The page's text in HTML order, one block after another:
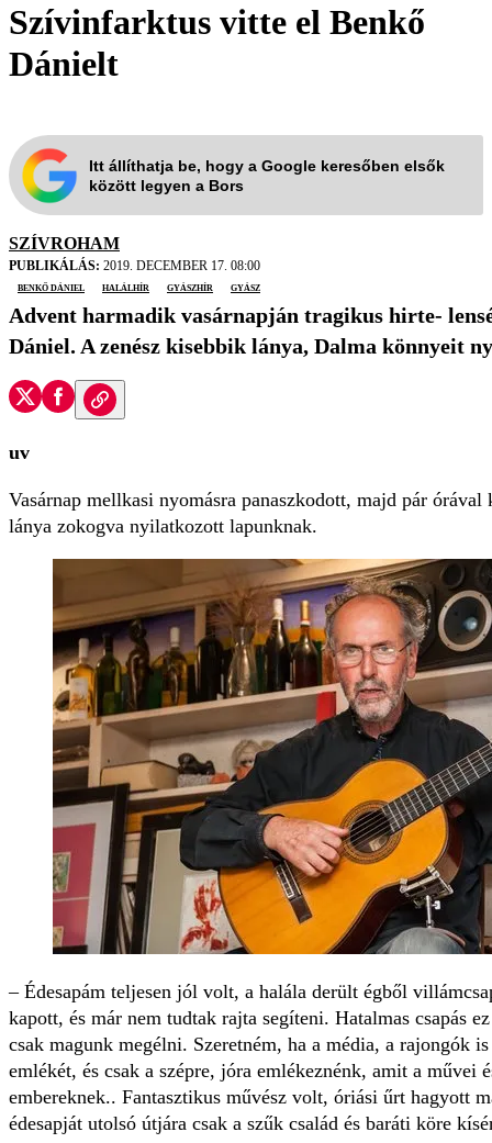
Szívinfarktus vitte el Benkő
Dánielt
Itt állíthatja be, hogy a Google keresőben elsők
között legyen a Bors
SZÍVROHAM
PUBLIKÁLÁS: 2019. DECEMBER 17. 08:00
Benkő Dániel
halálhír gyászhír gyász
Advent harmadik vasárnapján tragikus hirte-
Dániel. A zenész kisebbik lánya, Dalma könnyeit
uv
Vasárnap mellkasi nyomásra panaszkodott, majd pár
lánya zokogva nyilatkozott lapunknak.
– Édesapám teljesen jól volt, a halála derült égből
kapott, és már nem tudtak rajta segíteni. Hatalmas csapás
csak magunk megélni. Szeretném, ha a média, a rajongók
emlékét, és csak a szépre, jóra emlékeznénk, amit a művei
embereknek.. Fantasztikus művész volt, óriási űrt hagyott
édesapját utolsó útjára csak a szűk család és baráti köre